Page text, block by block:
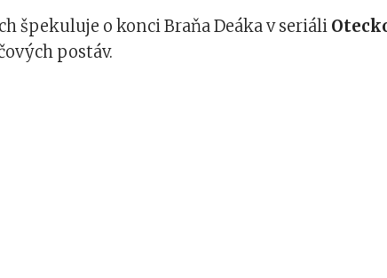
špekuluje o konci Braňa Deáka v seriáli
postáv.